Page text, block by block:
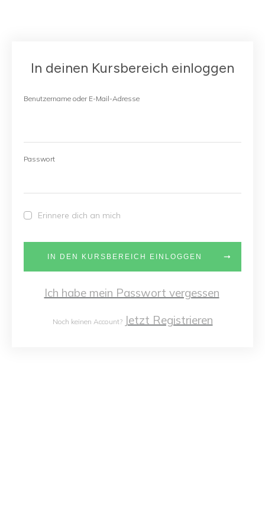
In deinen Kursbereich einloggen
Benutzername oder E-Mail-Adresse
Passwort
Erinnere dich an mich
IN DEN KURSBEREICH EINLOGGEN
Ich habe mein Passwort vergessen
Noch keinen Account? Jetzt Registrieren